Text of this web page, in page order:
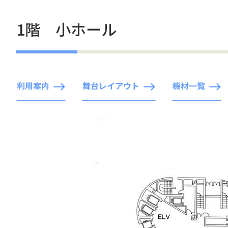
1階 小ホール
利用案内 舞台レイアウト 機材一覧